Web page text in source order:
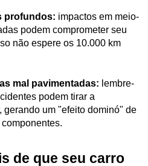
profundos: impactos em meio-
podem comprometer seu
não espere os 10.000 km
mal pavimentadas: lembre-
podem tirar a
gerando um "efeito dominó" de
de que seu carro